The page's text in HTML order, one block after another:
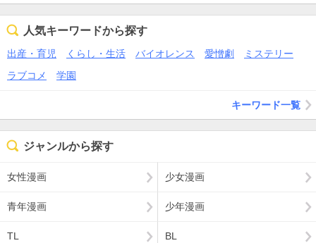
人気キーワードから探す
出産・育児 くらし・生活 バイオレンス 愛憎劇
ミステリー
ラブコメ
学園
キーワード一覧
ジャンルから探す
女性漫画 少女漫画
青年漫画 少年漫画
TL BL